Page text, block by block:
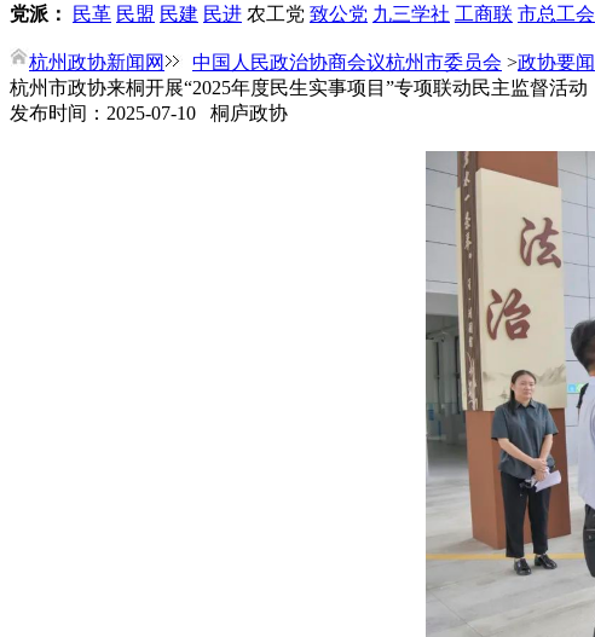
党派： 民革 民盟 民建 民进 农工党 致公党 九三学社 工商联 市总工会
杭州政协新闻网 中国人民政治协商会议杭州市委员会 >政协要闻
杭州市政协来桐开展“2025年度民生实事项目”专项联动民主监督活动
发布时间：2025-07-10 桐庐政协